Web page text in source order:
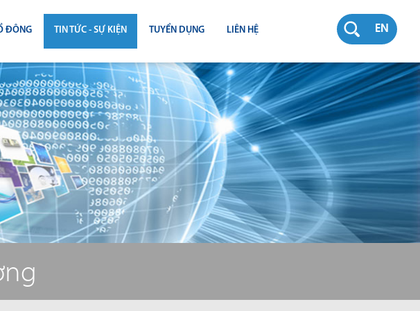
EN
ĐÔNG
THÔNG TIN
CỔ ĐÔNG
THƯỜNG NIÊN
TÀI CHÍNH
TRỊ CÔNG TY
TIN TỨC - SỰ KIỆN
TIN THỊ TRƯỜNG
TIN DỰ ÁN
TIN CÔNG TY
TUYỂN DỤNG LIÊN HỆ